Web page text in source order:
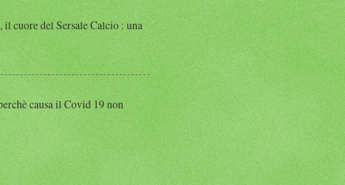
cuore del Sersale Calcio : una
causa il Covid 19 non